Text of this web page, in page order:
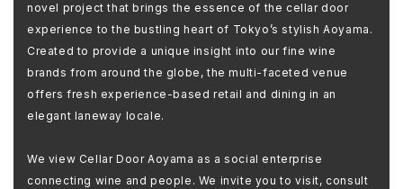
novel project that brings the essence of the cellar door
experience to the bustling heart of Tokyo’s stylish Aoyama.
Created to provide a unique insight into our fine wine
brands from around the globe, the multi-faceted venue
offers fresh experience-based retail and dining in an
elegant laneway locale.
We view Cellar Door Aoyama as a social enterprise
connecting wine and people. We invite you to visit, consult